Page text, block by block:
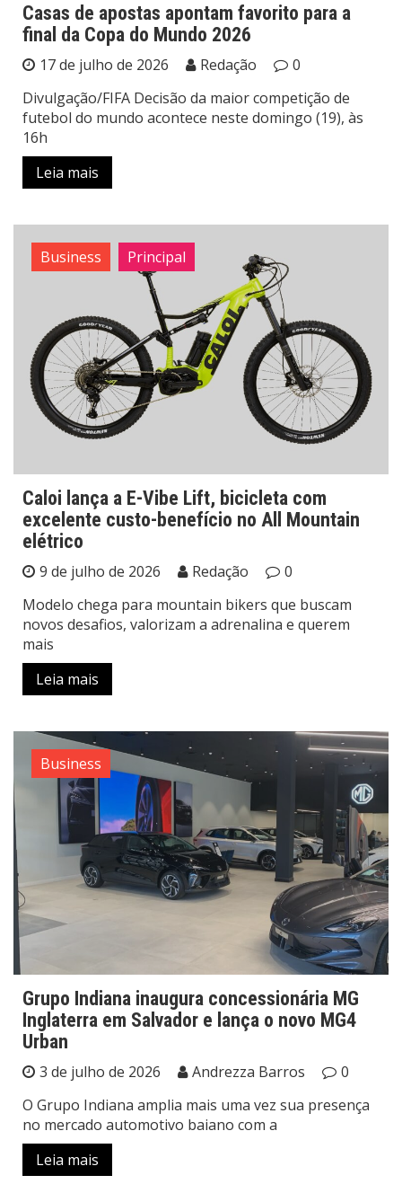
Casas de apostas apontam favorito para a
final da Copa do Mundo 2026
17 de julho de 2026 Redação
0
Divulgação/FIFA Decisão da maior competição de
futebol do mundo acontece neste domingo (19), às
16h
Leia mais
Business Principal
Caloi lança a E-Vibe Lift, bicicleta com
excelente custo-benefício no All Mountain
elétrico
9 de julho de 2026 Redação
0
Modelo chega para mountain bikers que buscam
novos desafios, valorizam a adrenalina e querem
mais
Leia mais
Business
Grupo Indiana inaugura concessionária MG
Inglaterra em Salvador e lança o novo MG4
Urban
3 de julho de 2026 Andrezza Barros
0
O Grupo Indiana amplia mais uma vez sua presença
no mercado automotivo baiano com a
Leia mais